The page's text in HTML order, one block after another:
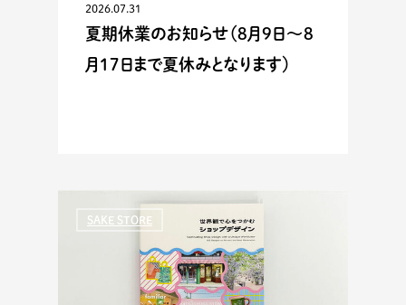
2026.07.31
夏期休業のお知らせ（8月9日〜8
月17日まで夏休みとなります）
SAKE STORE